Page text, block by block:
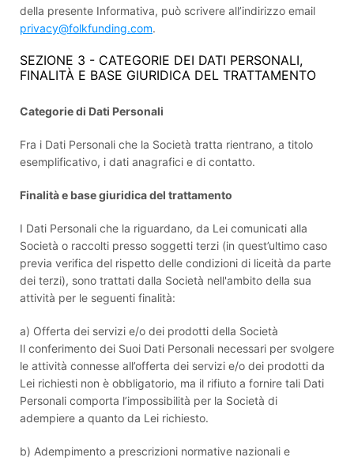
della presente Informativa, può scrivere all’indirizzo email
privacy@folkfunding.com.
SEZIONE 3 - CATEGORIE DEI DATI PERSONALI,
FINALITÀ E BASE GIURIDICA DEL TRATTAMENTO
Categorie di Dati Personali
Fra i Dati Personali che la Società tratta rientrano, a titolo
esemplificativo, i dati anagrafici e di contatto.
Finalità e base giuridica del trattamento
I Dati Personali che la riguardano, da Lei comunicati alla
Società o raccolti presso soggetti terzi (in quest’ultimo caso
previa verifica del rispetto delle condizioni di liceità da parte
dei terzi), sono trattati dalla Società nell'ambito della sua
attività per le seguenti finalità:
a) Offerta dei servizi e/o dei prodotti della Società
Il conferimento dei Suoi Dati Personali necessari per svolgere
le attività connesse all’offerta dei servizi e/o dei prodotti da
Lei richiesti non è obbligatorio, ma il rifiuto a fornire tali Dati
Personali comporta l’impossibilità per la Società di
adempiere a quanto da Lei richiesto.
b) Adempimento a prescrizioni normative nazionali e